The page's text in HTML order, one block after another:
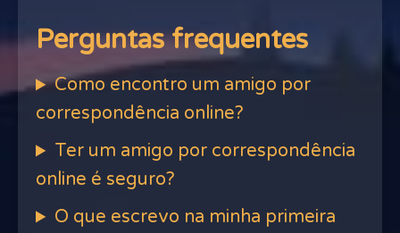
Perguntas frequentes
Como encontro um amigo por
correspondência online?
Ter um amigo por correspondência
online é seguro?
O que escrevo na minha primeira